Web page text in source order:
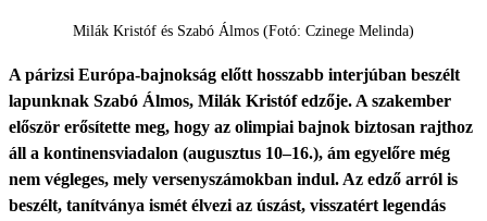
Milák Kristóf és Szabó Álmos (Fotó: Czinege Melinda)
A párizsi Európa-bajnokság előtt hosszabb interjúban beszélt
lapunknak Szabó Álmos, Milák Kristóf edzője. A szakember
először erősítette meg, hogy az olimpiai bajnok biztosan rajthoz
áll a kontinensviadalon (augusztus 10–16.), ám egyelőre még
nem végleges, mely versenyszámokban indul. Az edző arról is
beszélt, tanítványa ismét élvezi az úszást, visszatért legendás